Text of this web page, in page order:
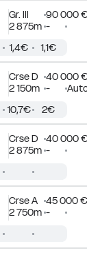
Gr. III
90 000
2 875m -
1,4€ 1,1€
Crse D
40 000
2 150m -
10,7€ 2€
Crse D
40 000
2 875m -
Crse A
45 000 €
2 750m -